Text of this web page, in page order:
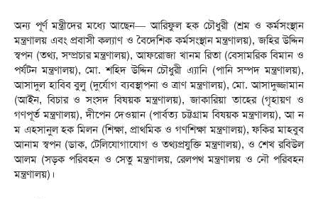
অন্য পূর্ণ মন্ত্রীদের মধ্যে আছেন— আরিফুল হক চৌধুরী (শ্রম ও কর্মসংস্থান
মন্ত্রণালয় এবং প্রবাসী কল্যাণ ও বৈদেশিক কর্মসংস্থান মন্ত্রণালয়), জহির উদ্দিন
স্বপন (তথ্য, সম্প্রচার মন্ত্রণালয়), আফরোজা খানম রিতা (বেসামরিক বিমান ও
পর্যটন মন্ত্রণালয়), মো. শহিদ উদ্দিন চৌধুরী এ্যানি (পানি সম্পদ মন্ত্রণালয়),
আসাদুল হাবিব বুলু (দুর্যোগ ব্যবস্থাপনা ও ত্রাণ মন্ত্রণালয়), মো. আসাদুজ্জামান
(আইন, বিচার ও সংসদ বিষয়ক মন্ত্রণালয়), জাকারিয়া তাহের (গৃহায়ণ ও
গণপূর্ত মন্ত্রণালয়), দীপেন দেওয়ান (পার্বত্য চট্টগ্রাম বিষয়ক মন্ত্রণালয়), আ ন
ম এহসানুল হক মিলন (শিক্ষা, প্রাথমিক ও গণশিক্ষা মন্ত্রণালয়), ফকির মাহবুব
আনাম স্বপন (ডাক, টেলিযোগাযোগ ও তথ্যপ্রযুক্তি মন্ত্রণালয়), ও শেখ রবিউল
আলম (সড়ক পরিবহন ও সেতু মন্ত্রণালয়, রেলপথ মন্ত্রণালয় ও নৌ পরিবহন
মন্ত্রণালয়)।